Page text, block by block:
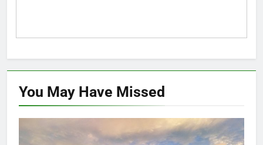
You May Have Missed